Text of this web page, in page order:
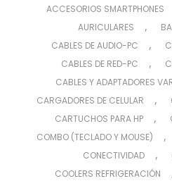
ACCESORIOS SMARTPHONES
AURICULARES ,
CABLES DE AUDIO-PC ,
CABLES DE RED-PC ,
CABLES Y ADAPTADORES
CARGADORES DE CELULAR ,
CARTUCHOS PARA HP ,
COMBO (TECLADO Y MOUSE) ,
CONECTIVIDAD ,
COOLERS REFRIGERACIÓN